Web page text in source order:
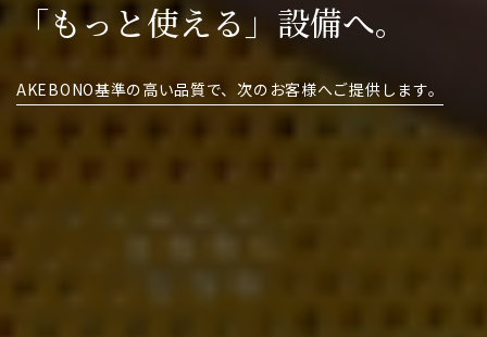
AKEBONO基準の高い品質で、次のお客様へご提供します。